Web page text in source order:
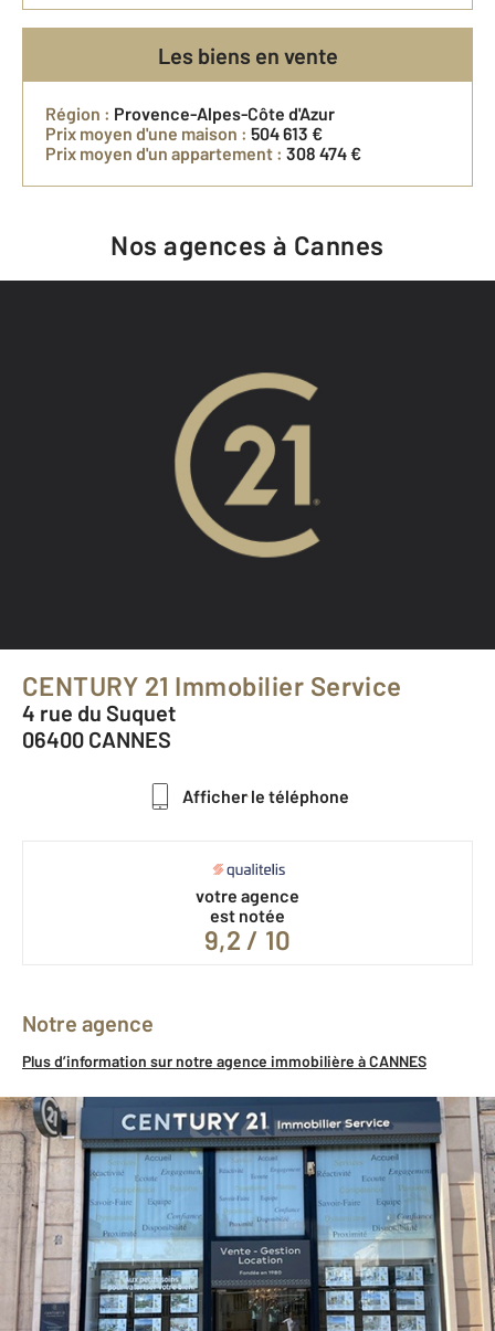
Les biens en vente
Région : Provence-Alpes-Côte d'Azur
Prix moyen d'une maison : 504 613 €
Prix moyen d'un appartement : 308 474 €
Nos agences à Cannes
CENTURY 21 Immobilier Service
4 rue du Suquet
06400 CANNES
Afficher le téléphone
votre agence
est notée
9,2 / 10
Notre agence
Plus d’information sur notre agence immobilière à CANNES